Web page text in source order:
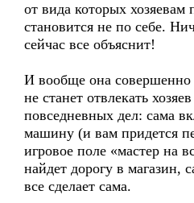
от вида которых хозяевам
становится не по себе.
сейчас все объяснит!
И вообще она совершенно
не станет отвлекать
повседневных дел: сама
машину (и вам придется
игровое поле «мастер на
найдет дорогу в
все сделает сама.